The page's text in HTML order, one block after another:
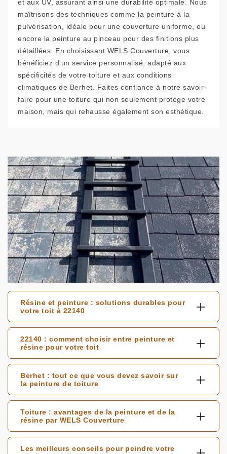
et aux UV, assurant ainsi une durabilité optimale. Nous
maîtrisons des techniques comme la peinture à la
pulvérisation, idéale pour une couverture uniforme, ou
encore la peinture au pinceau pour des finitions plus
détaillées. En choisissant WELS Couverture, vous
bénéficiez d'un service personnalisé, adapté aux
spécificités de votre toiture et aux conditions
climatiques de Berhet. Faites confiance à notre savoir-
faire pour une toiture qui non seulement protège votre
maison, mais qui rehausse également son esthétique.
Résine et peinture : solutions durables pour
votre toit à 22140
22140 : comment choisir entre peinture et
résine pour votre toit
Berhet : tout ce que vous devez savoir sur
la peinture de toiture
Toiture : avantages de la peinture et de la
résine par WELS Couverture
Les meilleurs conseils pour peindre votre